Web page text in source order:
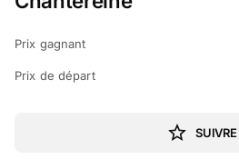
Prix gagnant
Prix de départ
SUIVRE